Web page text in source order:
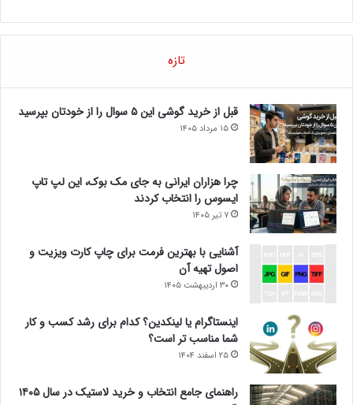
تازه
قبل از خرید گوشی این ۵ سوال را از خودتان بپرسید
۱۵ مرداد ۱۴۰۵
چرا هزاران ایرانی به جای مک بوک، این لپ تاپ
ایسوس را انتخاب کردند
۷ تیر ۱۴۰۵
آشنایی با بهترین فرمت برای چاپ کارت ویزیت و
اصول تهیه آن
۳۰ اردیبهشت ۱۴۰۵
اینستاگرام یا لینکدین؟ کدام برای رشد کسب و کار
شما مناسب تر است؟
۲۵ اسفند ۱۴۰۴
راهنمای جامع انتخاب و خرید لاستیک در سال ۱۴۰۵